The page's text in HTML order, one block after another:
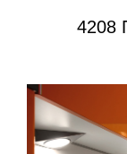
Ειδικές
– Άνοιγμα
Σύγχρονη
4208